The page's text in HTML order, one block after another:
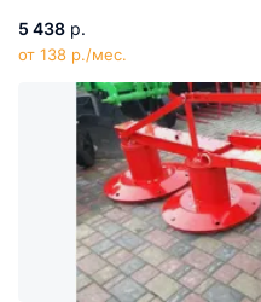
5 438 р.
от 138 р./мес.